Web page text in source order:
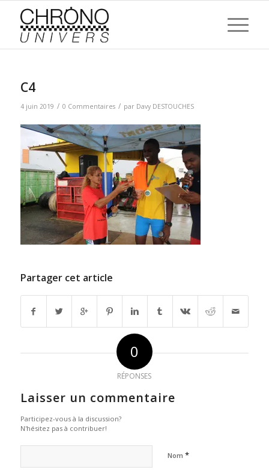
C4
4 juin 2019 / 0 Commentaires / par Davy DESTOUCHES
Partager cet article
0
RÉPONSES
Laisser un commentaire
Participez-vous à la discussion?
N'hésitez pas à contribuer!
Nom *